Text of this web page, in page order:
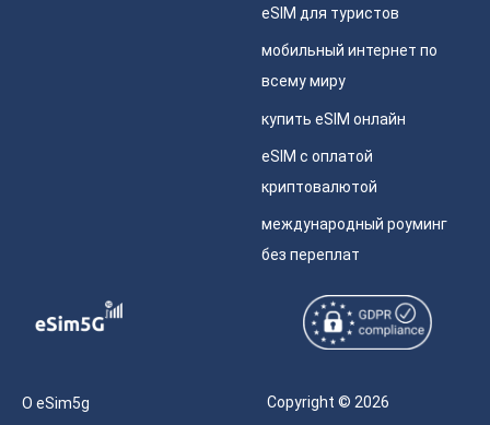
eSIM для туристов
мобильный интернет по
всему миру
купить eSIM онлайн
eSIM с оплатой
криптовалютой
международный роуминг
без переплат
О eSim5g
Copyright © 2026